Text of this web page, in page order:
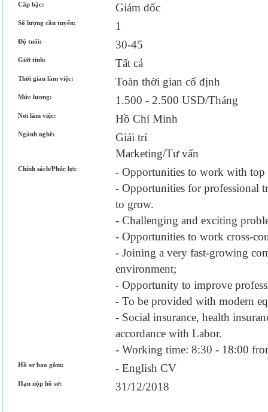
Cấp bậc: Giám đốc
Số lượng cần tuyển: 1
Độ tuổi: 30-45
Giới tính: Tất cả
Thời gian làm việc: Toàn thời gian cố định
Mức lương: 1.500 - 2.500 USD/Tháng
Nơi làm việc: Hồ Chí Minh
Ngành nghề:
Giải trí
Marketing/Tư vấn
Chính sách/Phúc lợi:
- Opportunities to work with top
- Opportunities for professional
to grow.
- Challenging and exciting
- Opportunities to work cross-
- Joining a very fast-growing
environment;
- Opportunity to improve
- To be provided with modern
- Social insurance, health
accordance with Labor.
- Working time: 8:30 - 18:00
Hồ sơ bao gồm: - English CV
Hạn nộp hồ sơ: 31/12/2018